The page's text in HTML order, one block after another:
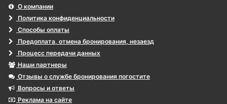
О компании
Политика конфиденциальности
Способы оплаты
Предоплата, отмена бронирования, незаезд
Процесс передачи данных
Наши партнеры
Отзывы о службе бронирования погостите
Вопросы и ответы
Реклама на сайте